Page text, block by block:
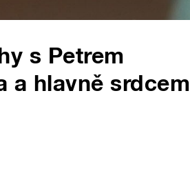
s Petrem
a hlavně srdcem